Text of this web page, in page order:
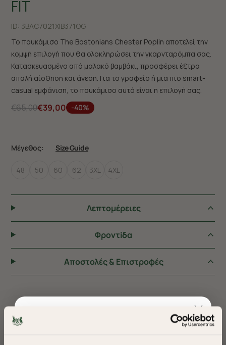
FIT
ID: 3BAC7021X|B371OG
Το πουκάμισο The Bostonians Chester Poplin αποτελεί την
κομψή επιλογή που θα ολοκληρώσει την γκαρνταρόμπα σας.
Κατασκευασμένο από μαλακό βαμβάκι, προσφέρει έξτρα
απαλή αίσθηση και άνεση. Για το γραφείο ή μια πιο smart-
casual εμφάνιση, το πουκάμισο αυτό είναι η επιλογή σας.
€65,00€39,00 -40%
Μέγεθος: Size Guide
48 50 60 62 3XL 4XL
Λεπτομέρειες
Φροντiδα
Αποστολές & Επιστροφές
ΠΡΟΤΕΙΝΟΥΜΕ ΓΙΑ ΕΣΑΣ